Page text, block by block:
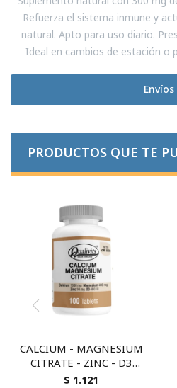
Refuerza el sistema inmune y
natural. Apto para uso diario.
Ideal en cambios de estación o
Envíos
PRODUCTOS QUE TE
CALCIUM - MAGNESIUM
CITRATE - ZINC - D3
QUALIVITS 100 TAB
$ 1.121